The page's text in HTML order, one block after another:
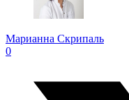
Марианна Скрипаль
0